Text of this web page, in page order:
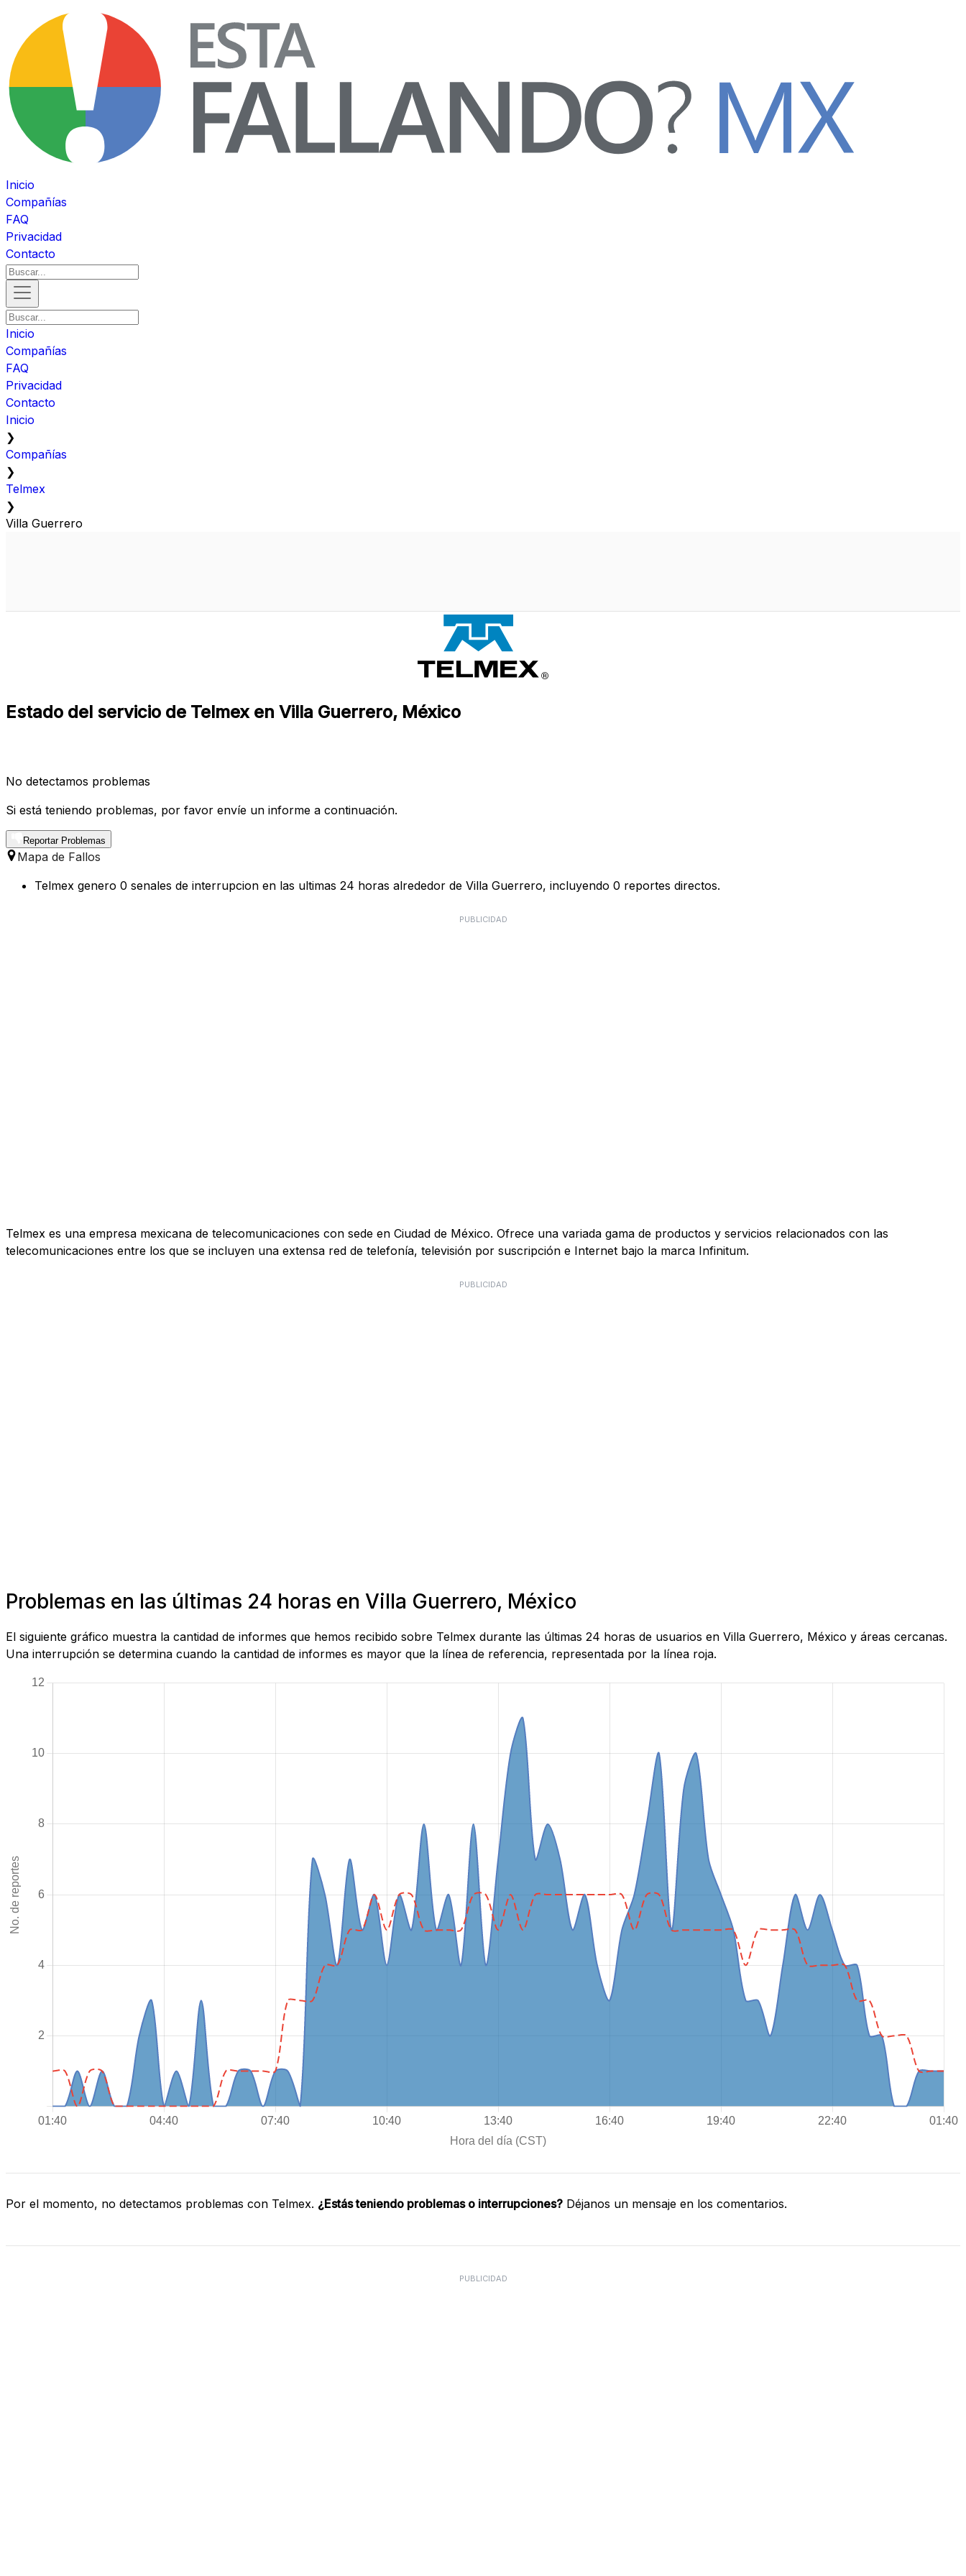
Inicio
Compañías
FAQ
Privacidad
Contacto
Inicio
Compañías
FAQ
Privacidad
Contacto
Inicio
❯
Compañías
❯
Telmex
❯
Villa Guerrero
Estado del servicio de Telmex en Villa Guerrero, México
No detectamos problemas
Si está teniendo problemas, por favor envíe un informe a continuación.
Reportar Problemas
Mapa de Fallos
Telmex genero 0 senales de interrupcion en las ultimas 24 horas alrededor de Villa Guerrero, incluyendo 0 reportes directos.
PUBLICIDAD
Telmex es una empresa mexicana de telecomunicaciones con sede en Ciudad de México. Ofrece una variada gama de productos y servicios relacionados con las
telecomunicaciones entre los que se incluyen una extensa red de telefonía, televisión por suscripción e Internet bajo la marca Infinitum.
PUBLICIDAD
Problemas en las últimas 24 horas en Villa Guerrero, México
El siguiente gráfico muestra la cantidad de informes que hemos recibido sobre Telmex durante las últimas 24 horas de usuarios en Villa Guerrero, México y áreas cercanas.
Una interrupción se determina cuando la cantidad de informes es mayor que la línea de referencia, representada por la línea roja.
Por el momento, no detectamos problemas con Telmex. ¿Estás teniendo problemas o interrupciones? Déjanos un mensaje en los comentarios.
PUBLICIDAD